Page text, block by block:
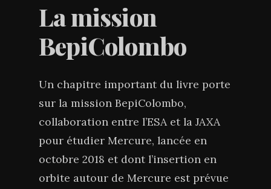
La mission
BepiColombo
Un chapitre important du livre porte
sur la mission BepiColombo,
collaboration entre l’ESA et la JAXA
pour étudier Mercure, lancée en
octobre 2018 et dont l’insertion en
orbite autour de Mercure est prévue